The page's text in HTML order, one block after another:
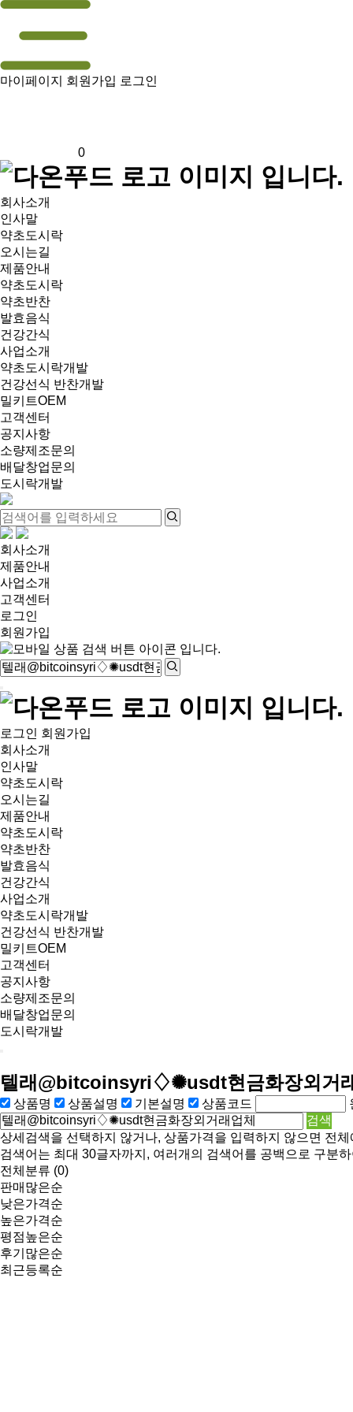
마이페이지 회원가입 로그인
0
회사소개
인사말
약초도시락
오시는길
제품안내
약초도시락
약초반찬
발효음식
건강간식
사업소개
약초도시락개발
건강선식 반찬개발
밀키트OEM
고객센터
공지사항
소량제조문의
배달창업문의
도시락개발
회사소개
제품안내
사업소개
고객센터
로그인
회원가입
로그인 회원가입
회사소개
인사말
약초도시락
오시는길
제품안내
약초도시락
약초반찬
발효음식
건강간식
사업소개
약초도시락개발
건강선식 반찬개발
밀키트OEM
고객센터
공지사항
소량제조문의
배달창업문의
도시락개발
텔래@bitcoinsyri♢✺usdt현금화장외거
상품명 상품설명 기본설명 상품코드
상세검색을 선택하지 않거나, 상품가격을 입력하지 않으면 전
검색어는 최대 30글자까지, 여러개의 검색어를 공백으로 구분
전체분류 (0)
판매많은순
낮은가격순
높은가격순
평점높은순
후기많은순
최근등록순